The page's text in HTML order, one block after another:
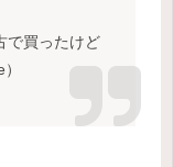
で買ったけど